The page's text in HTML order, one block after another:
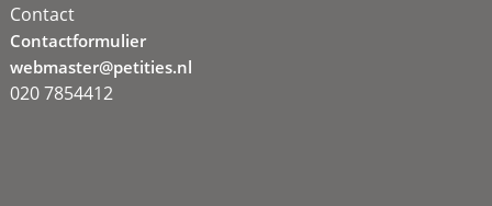
Contact
Contactformulier
webmaster@petities.nl
020 7854412